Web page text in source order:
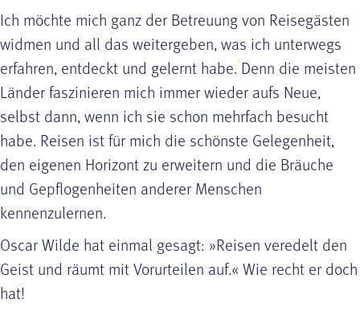
Ich möchte mich ganz der Betreuung von Reisegästen
widmen und all das weitergeben, was ich unterwegs
erfahren, entdeckt und gelernt habe. Denn die meisten
Länder faszinieren mich immer wieder aufs Neue,
selbst dann, wenn ich sie schon mehrfach besucht
habe. Reisen ist für mich die schönste Gelegenheit,
den eigenen Horizont zu erweitern und die Bräuche
und Gepflogenheiten anderer Menschen
kennenzulernen.
Oscar Wilde hat einmal gesagt: »Reisen veredelt den
Geist und räumt mit Vorurteilen auf.« Wie recht er doch
hat!